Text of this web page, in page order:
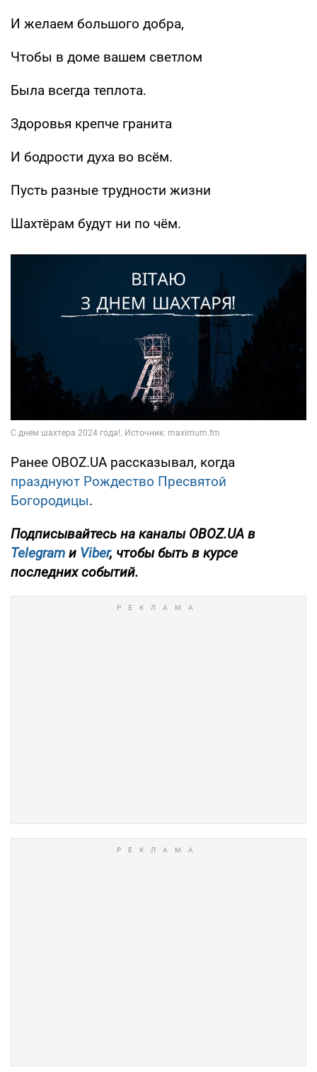
И желаем большого добра,
Чтобы в доме вашем светлом
Была всегда теплота.
Здоровья крепче гранита
И бодрости духа во всём.
Пусть разные трудности жизни
Шахтёрам будут ни по чём.
Ранее OBOZ.UA рассказывал, когда
празднуют Рождество Пресвятой
Богородицы.
Подписывайтесь на каналы OBOZ.UA в
Telegram и Viber, чтобы быть в курсе
последних событий.